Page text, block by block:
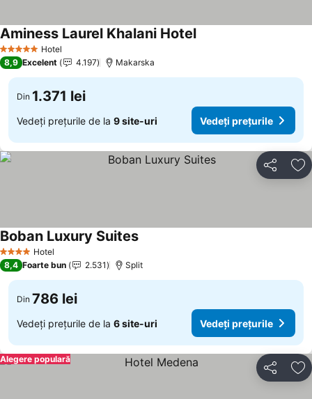
5 Stele Hotel
Aminess Laurel Khalani Hotel
8,9 Excelent 4.197 Makarska
Din 1.371 lei
Vedeți prețurile de la 9 site-uri Vedeți prețurile
Distribuiți
4 Stele Hotel
Boban Luxury Suites
8,4 Foarte bun 2.531 Split
Din 786 lei
Vedeți prețurile de la 6 site-uri Vedeți prețurile
Distribuiți
Alegere populară